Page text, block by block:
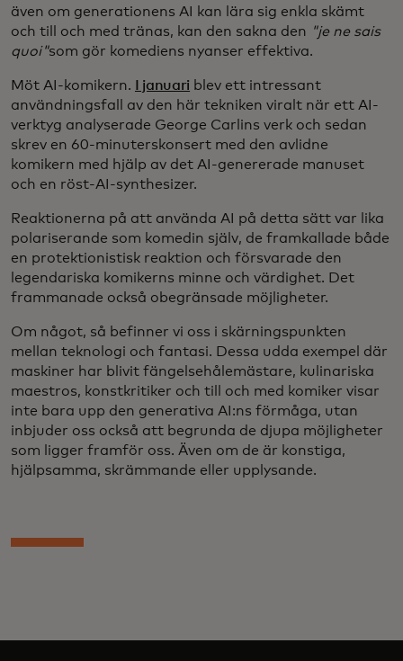
även om generationens AI kan lära sig enkla skämt
och till och med tränas, kan den sakna den "je ne sais
quoi"som gör komediens nyanser effektiva.
Möt AI-komikern. I januari blev ett intressant
användningsfall av den här tekniken viralt när ett AI-
verktyg analyserade George Carlins verk och sedan
skrev en 60-minuterskonsert med den avlidne
komikern med hjälp av det AI-genererade manuset
och en röst-AI-synthesizer.
Reaktionerna på att använda AI på detta sätt var lika
polariserande som komedin själv, de framkallade både
en protektionistisk reaktion och försvarade den
legendariska komikerns minne och värdighet. Det
frammanade också obegränsade möjligheter.
Om något, så befinner vi oss i skärningspunkten
mellan teknologi och fantasi. Dessa udda exempel där
maskiner har blivit fängelsehålemästare, kulinariska
maestros, konstkritiker och till och med komiker visar
inte bara upp den generativa AI:ns förmåga, utan
inbjuder oss också att begrunda de djupa möjligheter
som ligger framför oss. Även om de är konstiga,
hjälpsamma, skrämmande eller upplysande.